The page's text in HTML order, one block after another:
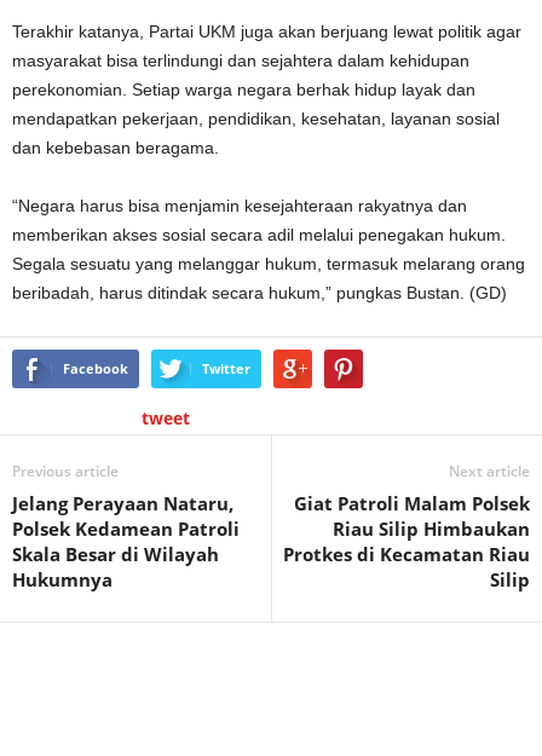
Terakhir katanya, Partai UKM juga akan berjuang lewat politik agar
masyarakat bisa terlindungi dan sejahtera dalam kehidupan
perekonomian. Setiap warga negara berhak hidup layak dan
mendapatkan pekerjaan, pendidikan, kesehatan, layanan sosial
dan kebebasan beragama.
“Negara harus bisa menjamin kesejahteraan rakyatnya dan
memberikan akses sosial secara adil melalui penegakan hukum.
Segala sesuatu yang melanggar hukum, termasuk melarang orang
beribadah, harus ditindak secara hukum,” pungkas Bustan. (GD)
Facebook Twitter
tweet
Previous article
Jelang Perayaan Nataru,
Polsek Kedamean Patroli
Skala Besar di Wilayah
Hukumnya
Next article
Giat Patroli Malam Polsek
Riau Silip Himbaukan
Protkes di Kecamatan Riau
Silip